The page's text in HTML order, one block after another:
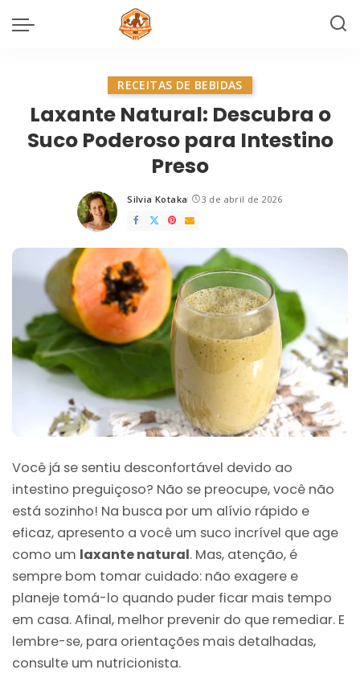
RECEITAS DE BEBIDAS
Laxante Natural: Descubra o
Suco Poderoso para Intestino
Preso
Posted
by
Silvia Kotaka 3 de abril de 2026
Você já se sentiu desconfortável devido ao
intestino preguiçoso? Não se preocupe, você não
está sozinho! Na busca por um alívio rápido e
eficaz, apresento a você um suco incrível que age
como um laxante natural. Mas, atenção, é
sempre bom tomar cuidado: não exagere e
planeje tomá-lo quando puder ficar mais tempo
em casa. Afinal, melhor prevenir do que remediar. E
lembre-se, para orientações mais detalhadas,
consulte um nutricionista.